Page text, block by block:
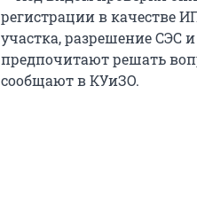
регистрации в качестве
участка, разрешение СЭС
предпочитают решать
сообщают в КУиЗО.